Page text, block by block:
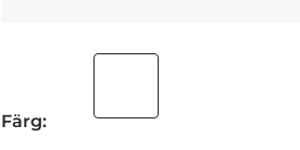
Färg: